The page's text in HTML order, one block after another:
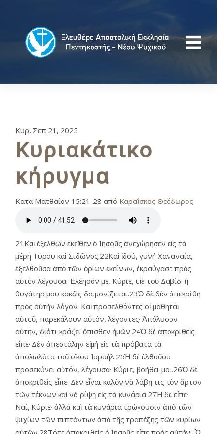
Κυρ, Σεπ 21, 2025
Κυριακάτικο
κήρυγμα
Κατά Ματθαίον 15:21-28 από Καραΐσκος Θεόδωρος
21Καὶ ἐξελθὼν ἐκεῖθεν ὁ Ἰησοῦς ἀνεχώρησεν εἰς τὰ
μέρη Τύρου καὶ Σιδῶνος.22Καὶ ἰδού, γυνή Χαναναία,
ἐξελθοῦσα ἀπὸ τῶν ὁρίων ἐκείνων, ἐκραύγασε πρὸς
αὐτὸν λέγουσα· Ἐλέησόν με, Κύριε, υἱὲ τοῦ Δαβίδ· ἡ
θυγάτηρ μου κακῶς δαιμονίζεται.23Ὁ δὲ δὲν ἀπεκρίθη
πρὸς αὐτήν λόγον. Καὶ προσελθόντες οἱ μαθηταὶ
αὐτοῦ, παρεκάλουν αὐτόν, λέγοντες· Ἀπόλυσον
αὐτήν, διότι κράζει ὄπισθεν ἡμῶν.24Ὁ δὲ ἀποκριθεὶς
εἶπε· Δὲν ἀπεστάλην εἰμή εἰς τὰ πρόβατα τὰ
ἀπολωλότα τοῦ οἴκου Ἰσραήλ.25Ἡ δὲ ἐλθοῦσα
προσεκύνει αὐτόν, λέγουσα· Κύριε, βοήθει μοι.26Ὁ δὲ
ἀποκριθεὶς εἶπε· Δὲν εἶναι καλὸν νὰ λάβῃ τις τὸν ἄρτον
τῶν τέκνων καὶ νὰ ῥίψῃ εἰς τὰ κυνάρια.27Ἡ δὲ εἶπε·
Ναί, Κύριε· ἀλλὰ καὶ τὰ κυνάρια τρώγουσιν ἀπὸ τῶν
ψιχίων τῶν πιπτόντων ἀπὸ τῆς τραπέζης τῶν κυρίων
αὑτῶν.28Τότε ἀποκριθεὶς ὁ Ἰησοῦς εἶπε πρὸς αὐτήν· Ὦ